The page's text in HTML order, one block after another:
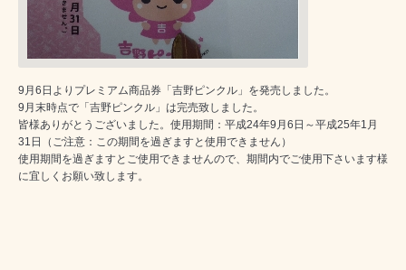
9月6日よりプレミアム商品券「吉野ピンクル」を発売しました。
9月末時点で「吉野ピンクル」は完売致しました。
皆様ありがとうございました。使用期間：平成24年9月6日～平成25年1月
31日（ご注意：この期間を過ぎますと使用できません）
使用期間を過ぎますとご使用できませんので、期間内でご使用下さいます様
に宜しくお願い致します。